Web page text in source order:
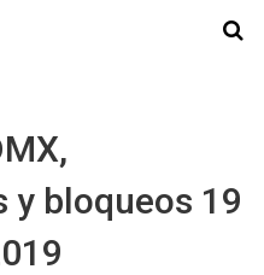
y bloqueos 19